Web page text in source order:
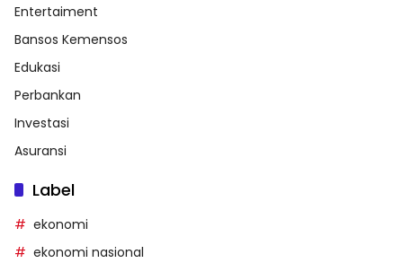
Entertaiment
Bansos Kemensos
Edukasi
Perbankan
Investasi
Asuransi
Label
ekonomi
ekonomi nasional